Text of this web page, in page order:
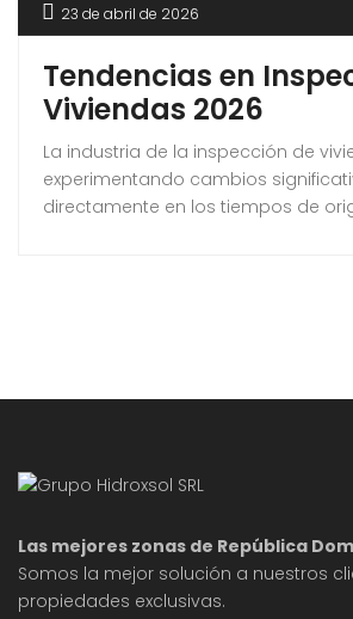
23 de abril de 2026
Tendencias en
Viviendas 2026
La industria de la inspección de
experimentando cambios
directamente en los tiempos de
que
Las mejores zonas de República
Somos la mejor solución a nuestros
propiedades exclusivas.